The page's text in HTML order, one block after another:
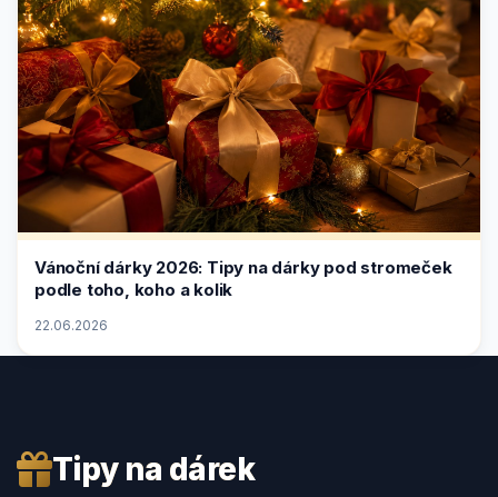
Vánoční dárky 2026: Tipy na dárky pod stromeček
podle toho, koho a kolik
22.06.2026
Tipy na dárek